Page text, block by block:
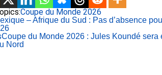
Coupe du Monde 2026
– Afrique du Sud : Pas d’absence
Coupe du Monde 2026 : Jules Koundé
Nord